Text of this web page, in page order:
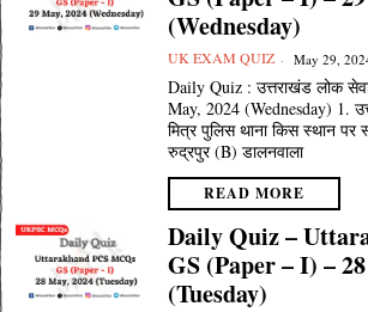
(Wednesday)
UK EXAM QUIZ May 29,
Daily Quiz : उत्तराखंड लोक
May, 2024 (Wednesday) 1.
मित्र पुलिस थाना किस स्थान पर
रुद्रपुर (B) डालनवाला
READ MORE
Daily Quiz –
GS (Paper – I) –
(Tuesday)